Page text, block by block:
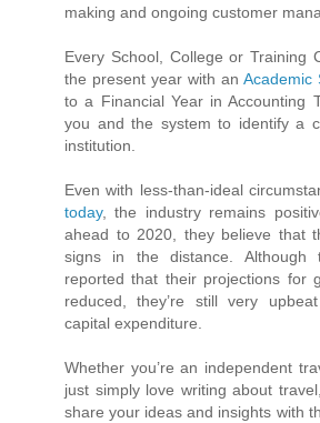
making and ongoing customer
Every School, College or Training
the present year with an Academic
to a Financial Year in Accounting
you and the system to identify a
institution.
Even with less-than-ideal
today, the industry remains
ahead to 2020, they believe that
signs in the distance. Although
reported that their projections for
reduced, they’re still very
capital expenditure.
Whether you’re an independent
just simply love writing about
share your ideas and insights with